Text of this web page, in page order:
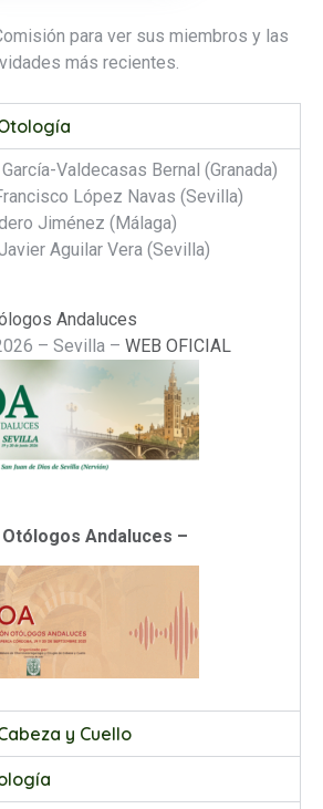
para ver sus miembros y las
más recientes.
Valdecasas Bernal (Granada)
López Navas (Sevilla)
Jiménez (Málaga)
Aguilar Vera (Sevilla)
Andaluces
– Sevilla – WEB OFICIAL
Otólogos Andaluces –
y Cuello